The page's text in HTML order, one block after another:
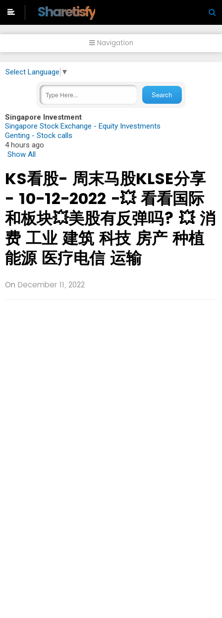
Sharetisfy
Navigation
Select Language ▼
Singapore Investment
Singapore Stock Exchange - Equity Investments
Genting - Stock calls
4 hours ago
Show All
KS看股- 周末马股KLSE分享
- 10-12-2022 -💥 看看国际
和板块💥美股有反弹吗? 💥 消
费 工业 建筑 科技 房产 种植
能源 医疗电信 运输
On December 11, 2022